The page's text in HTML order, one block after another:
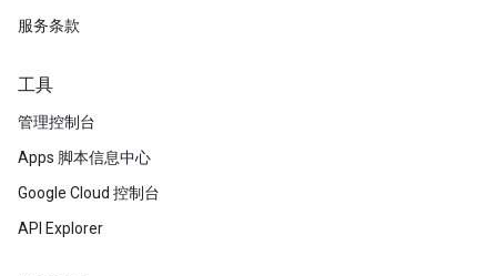
服务条款
工具
管理控制台
Apps 脚本信息中心
Google Cloud 控制台
API Explorer